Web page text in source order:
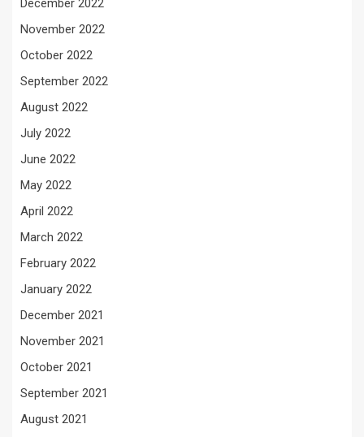
December 2022
November 2022
October 2022
September 2022
August 2022
July 2022
June 2022
May 2022
April 2022
March 2022
February 2022
January 2022
December 2021
November 2021
October 2021
September 2021
August 2021